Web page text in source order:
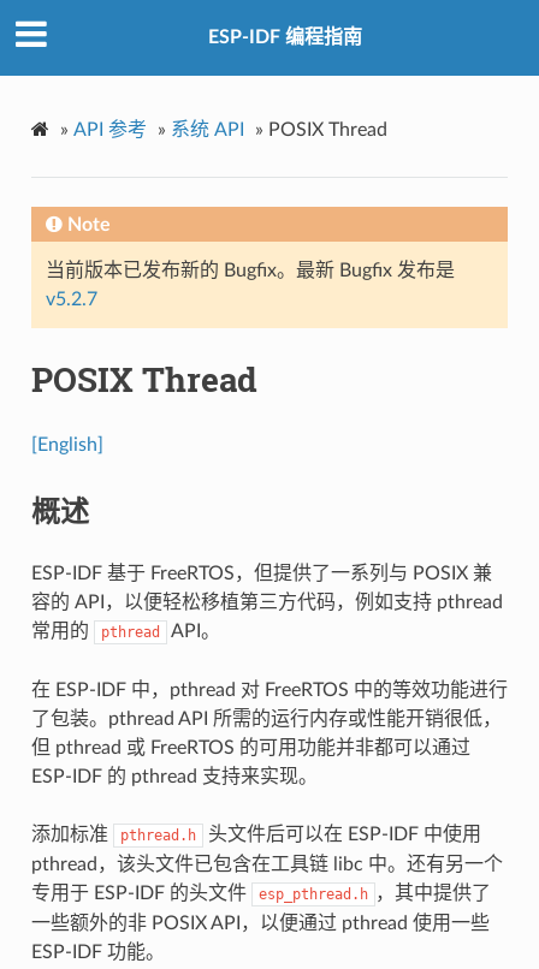
ESP-IDF 编程指南
» API 参考 » 系统 API » POSIX Thread
Note
当前版本已发布新的 Bugfix。最新 Bugfix 发布是
v5.2.7
POSIX Thread
[English]
概述
ESP-IDF 基于 FreeRTOS，但提供了一系列与 POSIX 兼
容的 API，以便轻松移植第三方代码，例如支持 pthread
常用的
pthread API。
在 ESP-IDF 中，pthread 对 FreeRTOS 中的等效功能进行
了包装。pthread API 所需的运行内存或性能开销很低，
但 pthread 或 FreeRTOS 的可用功能并非都可以通过
ESP-IDF 的 pthread 支持来实现。
添加标准 pthread.h
头文件后可以在 ESP-IDF 中使用
pthread，该头文件已包含在工具链 libc 中。还有另一个
专用于 ESP-IDF 的头文件
esp_pthread.h ，其中提供了
一些额外的非 POSIX API，以便通过 pthread 使用一些
ESP-IDF 功能。